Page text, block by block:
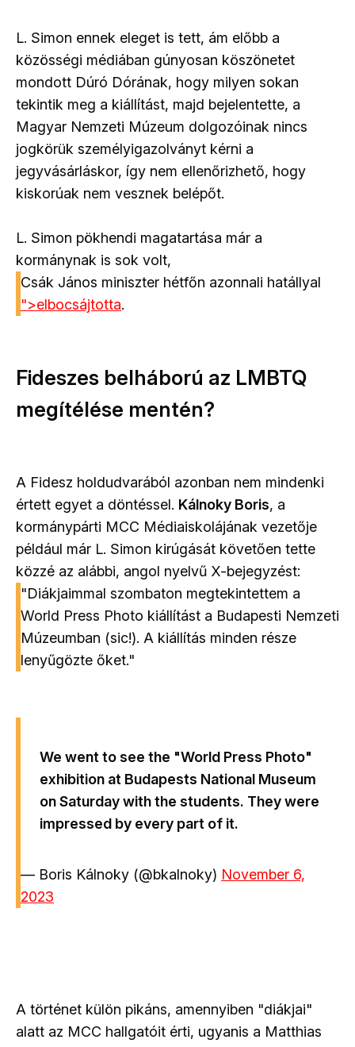
L. Simon ennek eleget is tett, ám előbb a
közösségi médiában gúnyosan köszönetet
mondott Dúró Dórának, hogy milyen sokan
tekintik meg a kiállítást, majd bejelentette, a
Magyar Nemzeti Múzeum dolgozóinak nincs
jogkörük személyigazolványt kérni a
jegyvásárláskor, így nem ellenőrizhető, hogy
kiskorúak nem vesznek belépőt.
L. Simon pökhendi magatartása már a
kormánynak is sok volt,
Csák János miniszter hétfőn azonnali hatállyal
">elbocsájtotta.
Fideszes belháború az LMBTQ
megítélése mentén?
A Fidesz holdudvarából azonban nem mindenki
értett egyet a döntéssel. Kálnoky Boris, a
kormánypárti MCC Médiaiskolájának vezetője
például már L. Simon kirúgását követően tette
közzé az alábbi, angol nyelvű X-bejegyzést:
"Diákjaimmal szombaton megtekintettem a
World Press Photo kiállítást a Budapesti Nemzeti
Múzeumban (sic!). A kiállítás minden része
lenyűgözte őket."
We went to see the "World Press Photo"
exhibition at Budapests National Museum
on Saturday with the students. They were
impressed by every part of it.
— Boris Kálnoky (@bkalnoky) November 6,
2023
A történet külön pikáns, amennyiben "diákjai"
alatt az MCC hallgatóit érti, ugyanis a Matthias